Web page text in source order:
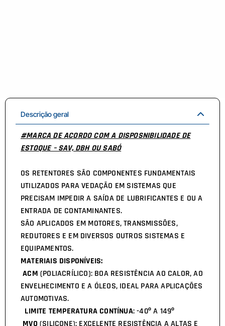
Descrição geral
#MARCA DE ACORDO COM A DISPOSNIBILIDADE DE
ESTOQUE – SAV, DBH OU SABÓ
OS RETENTORES SÃO COMPONENTES FUNDAMENTAIS
UTILIZADOS PARA VEDAÇÃO EM SISTEMAS QUE
PRECISAM IMPEDIR A SAÍDA DE LUBRIFICANTES E OU A
ENTRADA DE CONTAMINANTES.
SÃO APLICADOS EM MOTORES, TRANSMISSÕES,
REDUTORES E EM DIVERSOS OUTROS SISTEMAS E
EQUIPAMENTOS.
MATERIAIS DISPONÍVEIS:
ACM (POLIACRÍLICO): BOA RESISTÊNCIA AO CALOR, AO
ENVELHECIMENTO E A ÓLEOS, IDEAL PARA APLICAÇÕES
AUTOMOTIVAS.
LIMITE TEMPERATURA CONTÍNUA: -40º A 149º
MVQ (SILICONE): EXCELENTE RESISTÊNCIA A ALTAS E